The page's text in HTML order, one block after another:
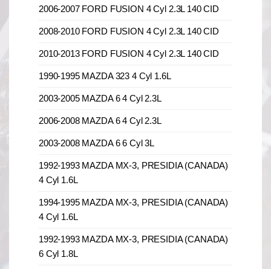
2006-2007 FORD FUSION 4 Cyl 2.3L 140 CID
2008-2010 FORD FUSION 4 Cyl 2.3L 140 CID
2010-2013 FORD FUSION 4 Cyl 2.3L 140 CID
1990-1995 MAZDA 323 4 Cyl 1.6L
2003-2005 MAZDA 6 4 Cyl 2.3L
2006-2008 MAZDA 6 4 Cyl 2.3L
2003-2008 MAZDA 6 6 Cyl 3L
1992-1993 MAZDA MX-3, PRESIDIA (CANADA)
4 Cyl 1.6L
1994-1995 MAZDA MX-3, PRESIDIA (CANADA)
4 Cyl 1.6L
1992-1993 MAZDA MX-3, PRESIDIA (CANADA)
6 Cyl 1.8L